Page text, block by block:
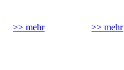
>> mehr >> mehr